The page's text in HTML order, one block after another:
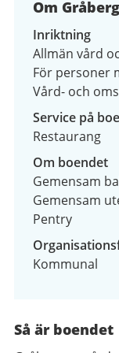
Om
Inriktning
Allmän vård
För personer
Vård- och
Service på
Restaurang
Om boendet
Gemensam
Gemensam
Pentry
Kommunal
Så är boendet